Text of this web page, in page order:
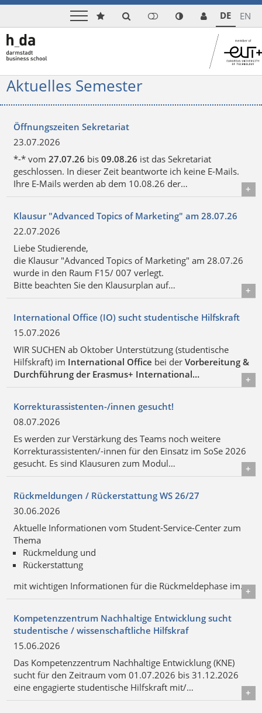
DE EN
Aktuelles Semester
Öffnungszeiten Sekretariat
23.07.2026
*-* vom 27.07.26 bis 09.08.26 ist das Sekretariat
geschlossen. In dieser Zeit beantworte ich keine E-Mails.
Ihre E-Mails werden ab dem 10.08.26 der…
Details
Klausur "Advanced Topics of Marketing" am 28.07.26
22.07.2026
Liebe Studierende,
die Klausur "Advanced Topics of Marketing" am 28.07.26
wurde in den Raum F15/ 007 verlegt.
Bitte beachten Sie den Klausurplan auf…
Details
International Office (IO) sucht studentische Hilfskraft
15.07.2026
WIR SUCHEN ab Oktober Unterstützung (studentische
Hilfskraft) im International Office bei der Vorbereitung &
Durchführung der Erasmus+ International…
Details
Korrekturassistenten-/innen gesucht!
08.07.2026
Es werden zur Verstärkung des Teams noch weitere
Korrekturassistenten/-innen für den Einsatz im SoSe 2026
gesucht. Es sind Klausuren zum Modul…
Details
Rückmeldungen / Rückerstattung WS 26/27
30.06.2026
Aktuelle Informationen vom Student-Service-Center zum
Thema
Rückmeldung und
Rückerstattung
mit wichtigen Informationen für die Rückmeldephase im…
Details
Kompetenzzentrum Nachhaltige Entwicklung sucht
studentische / wissenschaftliche Hilfskraf
15.06.2026
Das Kompetenzzentrum Nachhaltige Entwicklung (KNE)
sucht für den Zeitraum vom 01.07.2026 bis 31.12.2026
eine engagierte studentische Hilfskraft mit/…
Details